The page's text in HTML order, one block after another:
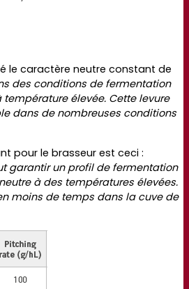
le caractère neutre constant de
des conditions de fermentation
élevée. Cette levure
dans de nombreuses conditions
pour le brasseur est ceci :
garantir un profil de fermentation
à des températures élevées.
moins de temps dans la cuve de